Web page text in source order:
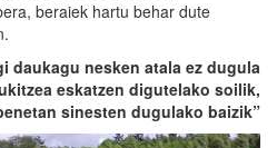
beraiek hartu behar dute
daukagu nesken atala ez dugula
eskatzen digutelako soilik,
sinesten dugulako baizik”